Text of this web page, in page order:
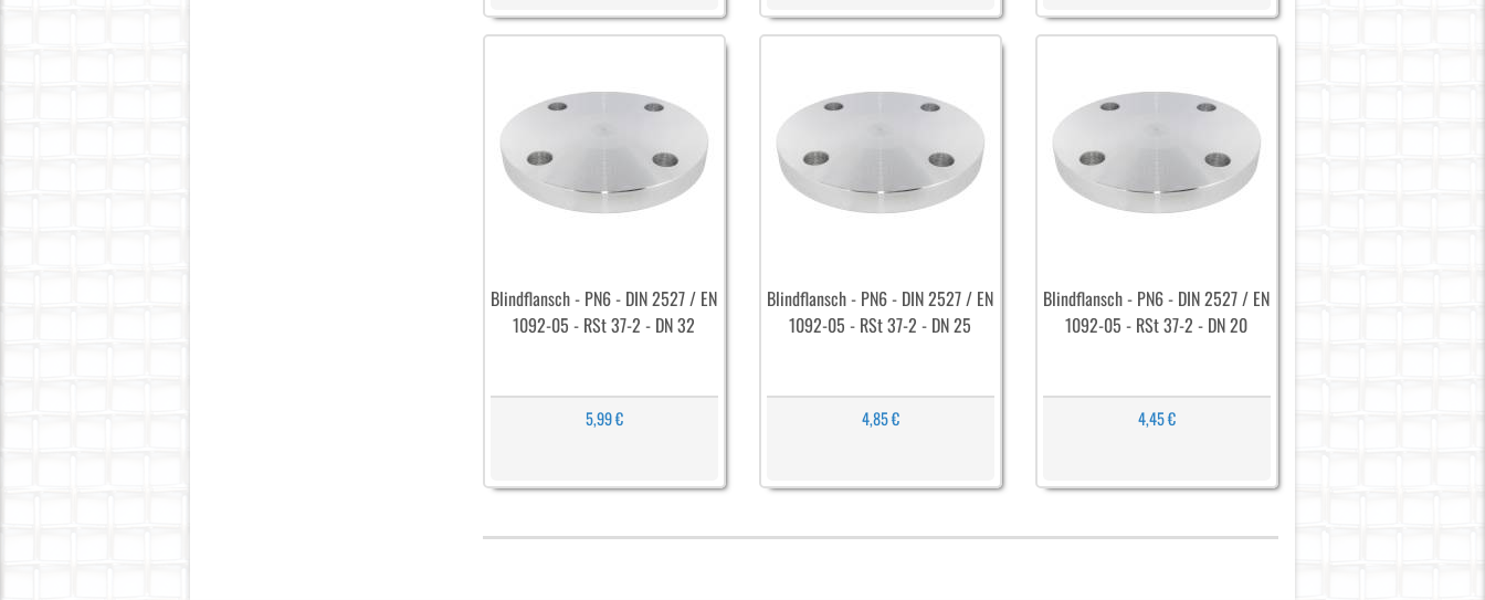
Blindflansch - PN6 - DIN 2527 / EN
1092-05 - RSt 37-2 - DN 32
5,99 €
Blindflansch - PN6 - DIN 2527 / EN
1092-05 - RSt 37-2 - DN 25
4,85 €
Blindflansch - PN6 - DIN 2527 / EN
1092-05 - RSt 37-2 - DN 20
4,45 €